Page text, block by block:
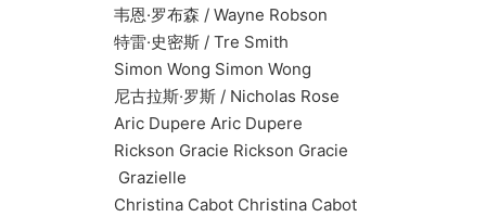
韦恩·罗布森 / Wayne Robson
特雷·史密斯 / Tre Smith
Simon Wong Simon Wong
尼古拉斯·罗斯 / Nicholas Rose
Aric Dupere Aric Dupere
Rickson Gracie Rickson Gracie
Grazielle
Christina Cabot Christina Cabot